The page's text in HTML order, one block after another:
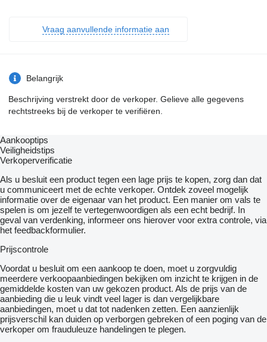
Vraag aanvullende informatie aan
Belangrijk
Beschrijving verstrekt door de verkoper. Gelieve alle gegevens
rechtstreeks bij de verkoper te verifiëren.
Aankooptips
Veiligheidstips
Verkoperverificatie
Als u besluit een product tegen een lage prijs te kopen, zorg dan dat
u communiceert met de echte verkoper. Ontdek zoveel mogelijk
informatie over de eigenaar van het product. Een manier om vals te
spelen is om jezelf te vertegenwoordigen als een echt bedrijf. In
geval van verdenking, informeer ons hierover voor extra controle, via
het feedbackformulier.
Prijscontrole
Voordat u besluit om een ​​aankoop te doen, moet u zorgvuldig
meerdere verkoopaanbiedingen bekijken om inzicht te krijgen in de
gemiddelde kosten van uw gekozen product. Als de prijs van de
aanbieding die u leuk vindt veel lager is dan vergelijkbare
aanbiedingen, moet u dat tot nadenken zetten. Een aanzienlijk
prijsverschil kan duiden op verborgen gebreken of een poging van de
verkoper om frauduleuze handelingen te plegen.